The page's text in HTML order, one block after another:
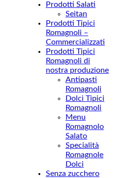
Prodotti Salati
Seitan
Prodotti Tipici
Romagnoli –
Commercializzati
Prodotti Tipici
Romagnoli di
nostra produzione
Antipasti
Romagnoli
Dolci Tipici
Romagnoli
Menu
Romagnolo
Salato
Specialità
Romagnole
Dolci
Senza zucchero